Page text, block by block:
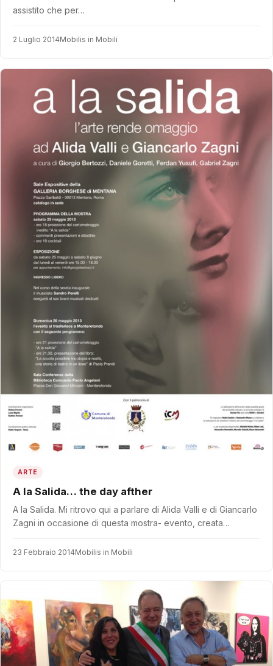
assistito che per…
2 Luglio 2014Mobilis in Mobili
ARTE
A la Salida… the day afther
A la Salida. Mi ritrovo qui a parlare di Alida Valli e di Giancarlo
Zagni in occasione di questa mostra- evento, creata…
23 Febbraio 2014Mobilis in Mobili